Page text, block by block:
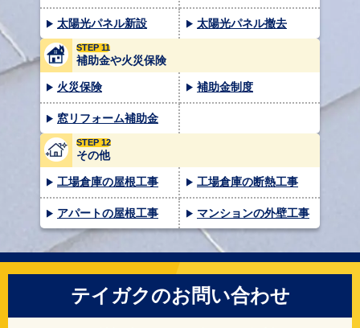
太陽光パネル新設 太陽光パネル撤去
STEP 11
補助金や火災保険
火災保険 補助金制度
窓リフォーム補助金
STEP 12
その他
工場倉庫の屋根工事 工場倉庫の断熱工事
アパートの屋根工事 マンションの外壁工事
テイガクのお問い合わせ